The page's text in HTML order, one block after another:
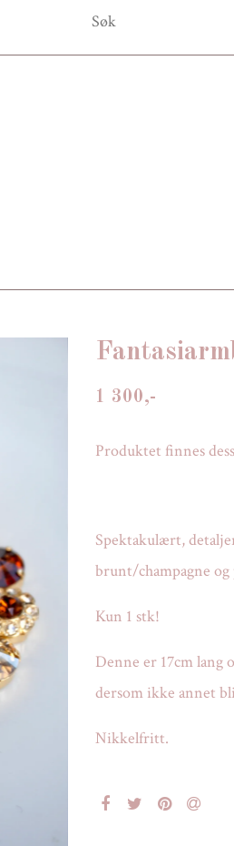
1 300,-
Produktet finnes
Spektakulært,
brunt/champagne
Kun 1 stk!
Denne er 17cm lang
dersom ikke annet
Nikkelfritt.